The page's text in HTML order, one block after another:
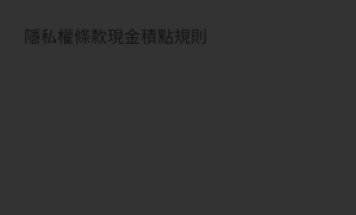
隱私權條款現金積點規則